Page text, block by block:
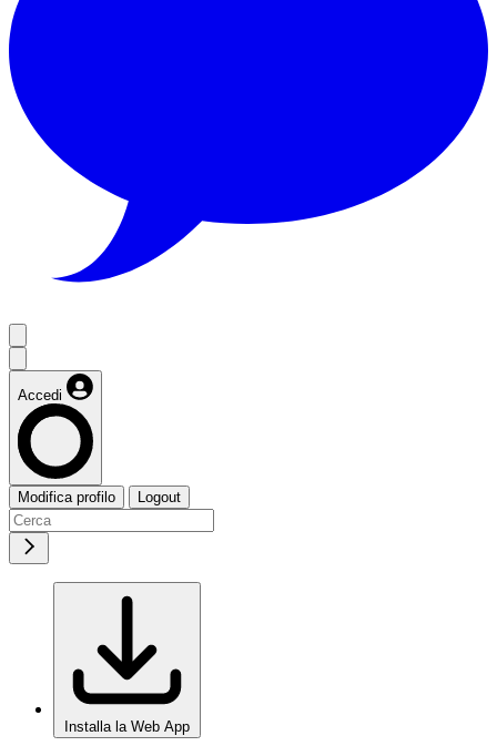
Accedi
Modifica profilo Logout
Installa la Web App